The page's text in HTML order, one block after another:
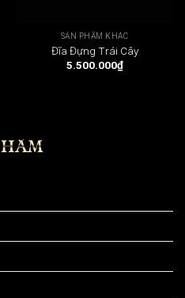
SẢN PHẨM KHÁC
Đĩa Đựng Trái Cây
5.500.000₫